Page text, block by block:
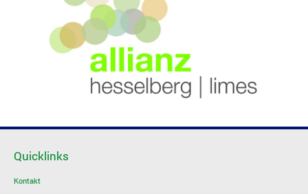
Quicklinks
Kontakt